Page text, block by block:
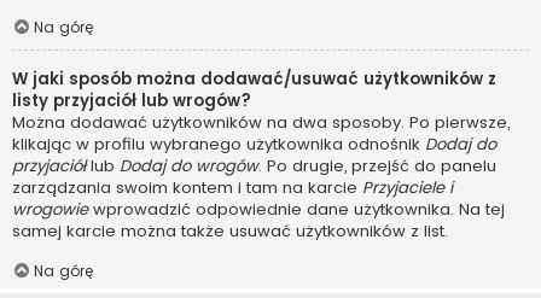
Na górę
W jaki sposób można dodawać/usuwać użytkowników z
listy przyjaciół lub wrogów?
Można dodawać użytkowników na dwa sposoby. Po pierwsze,
klikając w profilu wybranego użytkownika odnośnik Dodaj do
przyjaciółlub Dodaj do wrogów. Po drugie, przejść do panelu
zarządzania swoim kontem i tam na karcie Przyjaciele i
wrogowiewprowadzić odpowiednie dane użytkownika. Na tej
samej karcie można także usuwać użytkowników z list.
Na górę